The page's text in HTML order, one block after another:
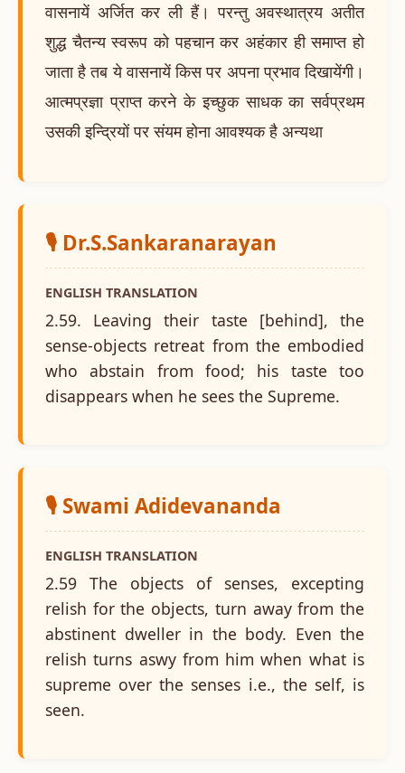
वासनायें अर्जित कर ली हैं। परन्तु अवस्थात्रय अतीत
शुद्ध चैतन्य स्वरूप को पहचान कर अहंकार ही समाप्त हो
जाता है तब ये वासनायें किस पर अपना प्रभाव दिखायेंगी।
आत्मप्रज्ञा प्राप्त करने के इच्छुक साधक का सर्वप्रथम
उसकी इन्द्रियों पर संयम होना आवश्यक है अन्यथा
🎙️ Dr.S.Sankaranarayan
ENGLISH TRANSLATION
2.59. Leaving their taste [behind], the
sense-objects retreat from the embodied
who abstain from food; his taste too
disappears when he sees the Supreme.
🎙️ Swami Adidevananda
ENGLISH TRANSLATION
2.59 The objects of senses, excepting
relish for the objects, turn away from the
abstinent dweller in the body. Even the
relish turns aswy from him when what is
supreme over the senses i.e., the self, is
seen.